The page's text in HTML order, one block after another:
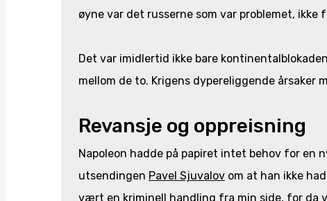
øyne var det russerne som var problemet, ikke
Det var imidlertid ikke bare
mellom de to. Krigens dypereliggende årsaker
Revansje og oppreisning
Napoleon hadde på papiret intet behov for en
utsendingen Pavel Sjuvalov om at han ikke
vært en kriminell handling fra min side, for da